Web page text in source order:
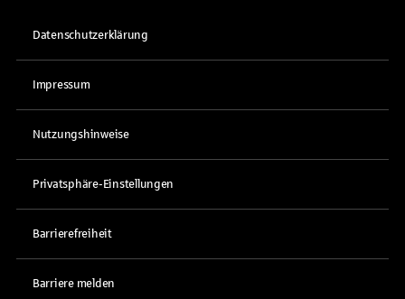
Datenschutzerklärung
Impressum
Nutzungshinweise
Privatsphäre-Einstellungen
Barrierefreiheit
Barriere melden